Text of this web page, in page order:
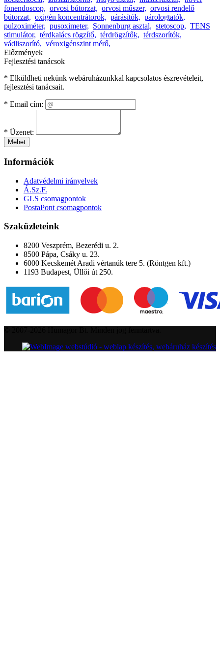
fonendoscop, orvosi bútorzat, orvosi műszer, orvosi rendelő
bútorzat, oxigén koncentrátorok, párásítók, párologtatók,
pulzoximéter, pusoximeter, Sonnenburg asztal, stetoscop, TENS
stimulátor, térdkalács rögzítő, térdrögzítők, térdszorítók,
vádliszorító, véroxigénszint mérő,
Előzmények
Fejlesztési tanácsok
* Elküldheti nekünk webáruházunkkal kapcsolatos észrevételeit,
fejlesztési tanácsait.
* Email cím:
* Üzenet:
Mehet
Információk
Adatvédelmi irányelvek
Á.Sz.F.
GLS csomagpontok
PostaPont csomagpontok
Szaküzleteink
8200 Veszprém, Bezerédi u. 2.
8500 Pápa, Csáky u. 23.
6000 Kecskemét Aradi vértanúk tere 5. (Röntgen kft.)
1193 Budapest, Üllői út 250.